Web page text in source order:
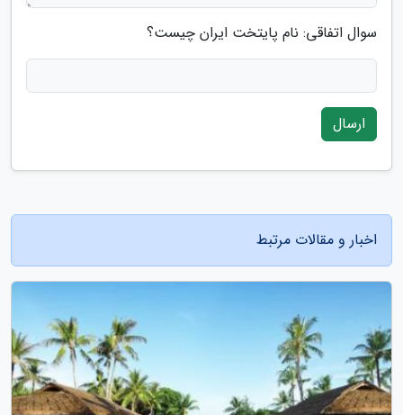
سوال اتفاقی: نام پایتخت ایران چیست؟
ارسال
اخبار و مقالات مرتبط